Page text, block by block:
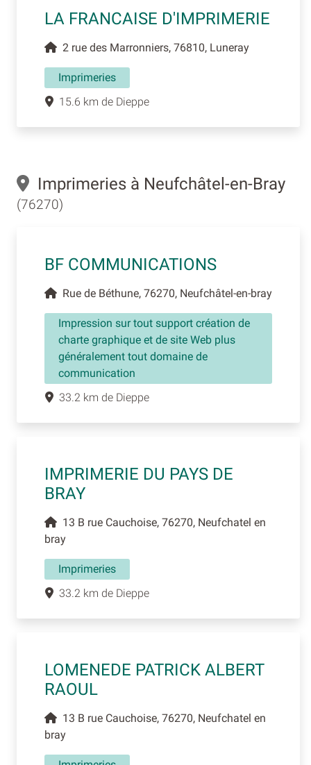
LA FRANCAISE D'IMPRIMERIE
2 rue des Marronniers, 76810, Luneray
Imprimeries
15.6 km de Dieppe
Imprimeries à Neufchâtel-en-Bray
(76270)
BF COMMUNICATIONS
Rue de Béthune, 76270, Neufchâtel-en-bray
Impression sur tout support création de
charte graphique et de site Web plus
généralement tout domaine de
communication
33.2 km de Dieppe
IMPRIMERIE DU PAYS DE
BRAY
13 B rue Cauchoise, 76270, Neufchatel en
bray
Imprimeries
33.2 km de Dieppe
LOMENEDE PATRICK ALBERT
RAOUL
13 B rue Cauchoise, 76270, Neufchatel en
bray